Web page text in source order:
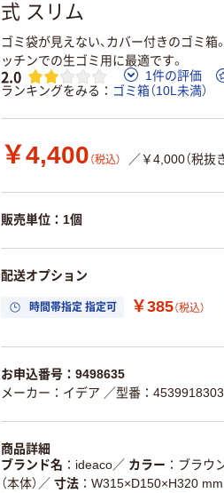
式 スリム
ゴミ袋が見えない、カバー付きのゴミ
ッチンでの生ゴミ用に最適です。
2.0 1件の評価
ランキングをみる
ゴミ箱（10L未満）
￥4,400 （税込） ／￥4,000（税抜き
販売単位：1個
配送オプション
時間帯指定 指定可 ￥385（税込）
お申込番号：9498635
メーカー：イデア ／型番：
商品詳細
ブランド名
ideaco／ カラー ブラウ
（本体） ／ 寸法
W315×D150×H320